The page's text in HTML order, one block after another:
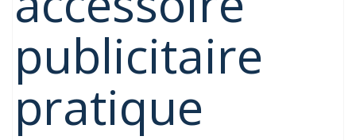
publicitaire
pratique